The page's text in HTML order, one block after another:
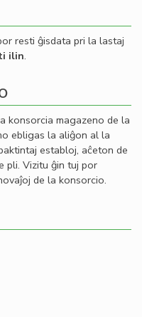
resti ĝisdata pri la lastaj
ilin.
konsorcia magazeno de la
ebligas la aliĝon al la
establoj, aĉeton de
pli. Vizitu ĝin tuj por
de la konsorcio.